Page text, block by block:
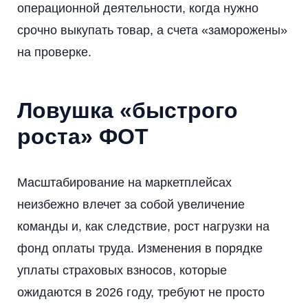
операционной деятельности, когда нужно
срочно выкупать товар, а счета «заморожены»
на проверке.
Ловушка «быстрого
роста» ФОТ
Масштабирование на маркетплейсах
неизбежно влечет за собой увеличение
команды и, как следствие, рост нагрузки на
фонд оплаты труда. Изменения в порядке
уплаты страховых взносов, которые
ожидаются в 2026 году, требуют не просто